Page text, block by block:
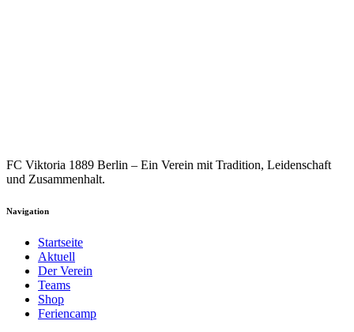
FC Viktoria 1889 Berlin – Ein Verein mit Tradition, Leidenschaft
und Zusammenhalt.
Navigation
Startseite
Aktuell
Der Verein
Teams
Shop
Feriencamp